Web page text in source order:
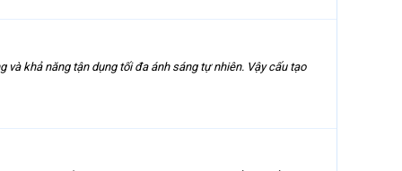
khả năng tận dụng tối đa ánh sáng tự nhiên. Vậy cấu tạo